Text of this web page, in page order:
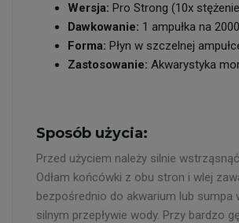
Wersja: Pro Strong (10x
Dawkowanie: 1 ampułka na
Forma: Płyn w szczelnej
Zastosowanie: Akwarystyka
Sposób użycia:
Przed użyciem należy silnie
Odłam końcówki z obu stron i wlej
bezpośrednio do akwarium lub sumpa
silnym przepływie wody. Przy bardzo